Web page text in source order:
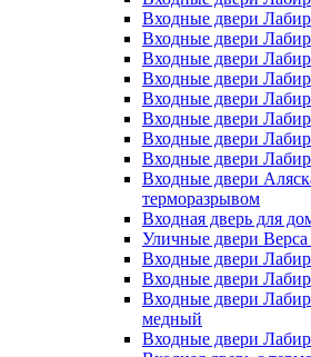
Входные двери
Входные двери
Входные двери
Входные двери
Входные двери
Входные двери
Входные двери
Входные двери
Входные двери
терморазрывом
Входная дверь для
Уличные двери Верса
Входные двери
Входные двери
Входные двери
медный
Входные двери